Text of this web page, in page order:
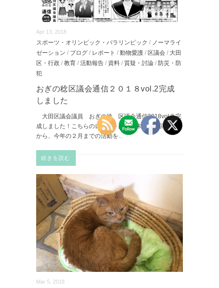
Apr 13, 2018
スポーツ・オリンピック・パラリンピック /
ノーマライ
ゼーション / ブログ / レポート / 動物愛護 / 区議会 / 大田
区・行政 / 教育 / 活動報告 / 資料 / 質疑・討論 / 防災・防
犯
おぎの稔区議会通信２０１８vol.2完成
しました
大田区議会議員 おぎの稔 区議会通信2018vol.2 完
成しました！こちらのレポートは昨年末の第４回定例会
から、今年の２月までの活動を
続きを読む
Mar 5, 2018